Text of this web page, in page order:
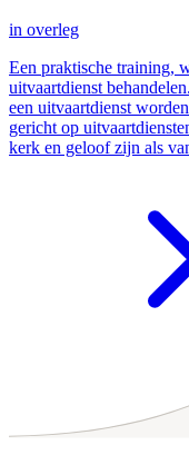
in overleg
Een praktische training,
uitvaartdienst
een uitvaartdienst
gericht op
kerk en geloof zijn als